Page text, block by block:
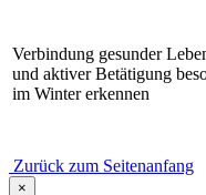
Verbindung gesunder
und aktiver Betätigung
im Winter erkennen
Zurück zum Seitenanfang
×